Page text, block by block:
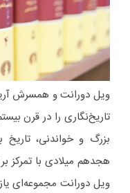
ویل دورانت و همسرش
تاریخ‌نگاری را در قرن
بزرگ و خواندنی، تاریخ
هجدهم میلادی با تمرکز
ویل دورانت مجموعه‌ای